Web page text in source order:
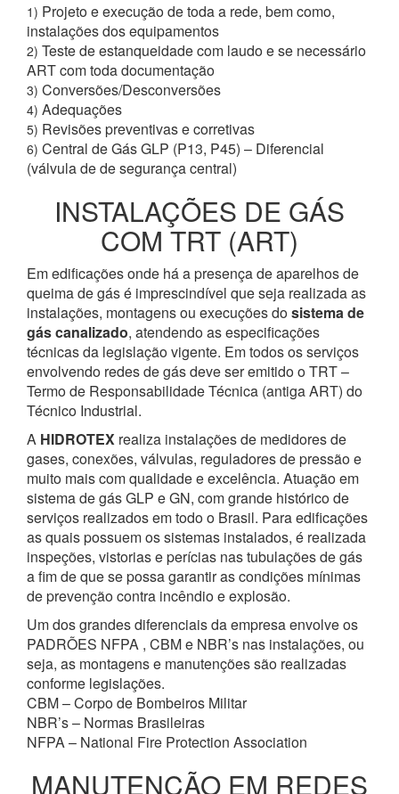
1) Projeto e execução de toda a rede, bem como,
instalações dos equipamentos
2) Teste de estanqueidade com laudo e se necessário
ART com toda documentação
3) Conversões/Desconversões
4) Adequações
5) Revisões preventivas e corretivas
6) Central de Gás GLP (P13, P45) – Diferencial
(válvula de de segurança central)
INSTALAÇÕES DE GÁS
COM TRT (ART)
Em edificações onde há a presença de aparelhos de
queima de gás é imprescindível que seja realizada as
instalações, montagens ou execuções dosistema de
gás canalizado, atendendo as especificações
técnicas da legislação vigente. Em todos os serviços
envolvendo redes de gás deve ser emitido o TRT –
Termo de Responsabilidade Técnica (antiga ART) do
Técnico Industrial.
A HIDROTEX realiza instalações de medidores de
gases, conexões, válvulas, reguladores de pressão e
muito mais com qualidade e excelência. Atuação em
sistema de gás GLP e GN, com grande histórico de
serviços realizados em todo o Brasil. Para edificações
as quais possuem os sistemas instalados, é realizada
inspeções, vistorias e perícias nas tubulações de gás
a fim de que se possa garantir as condições mínimas
de prevenção contra incêndio e explosão.
Um dos grandes diferenciais da empresa envolve os
PADRÕES NFPA , CBM e NBR’s nas instalações, ou
seja, as montagens e manutenções são realizadas
conforme legislações.
CBM – Corpo de Bombeiros Militar
NBR’s – Normas Brasileiras
NFPA – National Fire Protection Association
MANUTENÇÃO EM REDES